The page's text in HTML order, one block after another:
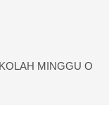
MINGGU